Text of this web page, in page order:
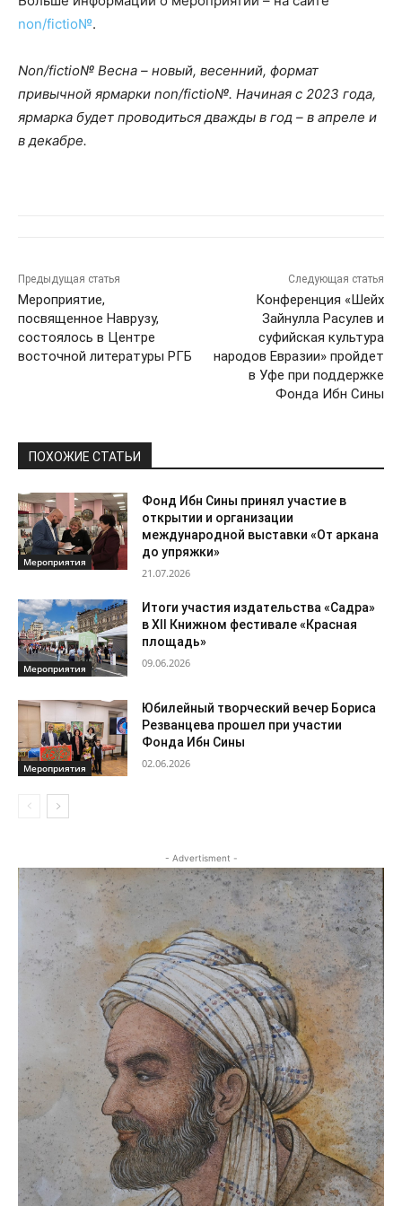
non/fictio№.
Non/fictio№ Весна – новый, весенний, формат
привычной ярмарки non/fictio№. Начиная с 2023 года,
ярмарка будет проводиться дважды в год – в апреле и
в декабре.
Предыдущая статья
Мероприятие,
посвященное Наврузу,
состоялось в Центре
восточной литературы РГБ
Следующая статья
Конференция «Шейх
Зайнулла Расулев и
суфийская культура
народов Евразии» пройдет
в Уфе при поддержке
Фонда Ибн Сины
ПОХОЖИЕ СТАТЬИ
Мероприятия
Фонд Ибн Сины принял участие в
открытии и организации
международной выставки «От аркана
до упряжки»
21.07.2026
Мероприятия
Итоги участия издательства «Садра»
в XII Книжном фестивале «Красная
площадь»
09.06.2026
Мероприятия
Юбилейный творческий вечер Бориса
Резванцева прошел при участии
Фонда Ибн Сины
02.06.2026
- Advertisment -